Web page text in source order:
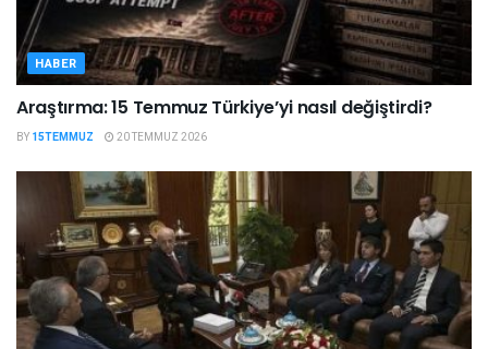
HABER
Araştırma: 15 Temmuz Türkiye’yi nasıl değiştirdi?
BY 15TEMMUZ 20 TEMMUZ 2026